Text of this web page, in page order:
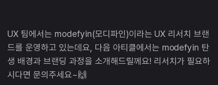
UX 팀에서는 modefyin(모디파인)이라는 UX 리서치 브랜
드를 운영하고 있는데요, 다음 아티클에서는 modefyin 탄
생 배경과 브랜딩 과정을 소개해드릴께요! 리서치가 필요하
시다면 문의주세요~🙌